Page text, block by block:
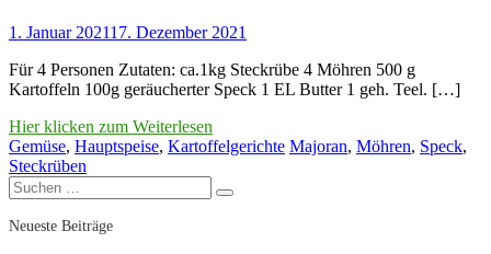
1. Januar 202117. Dezember 2021
Für 4 Personen Zutaten: ca.1kg Steckrübe 4 Möhren 500 g
Kartoffeln 100g geräucherter Speck 1 EL Butter 1 geh. Teel. […]
Hier klicken zum Weiterlesen
Gemüse, Hauptspeise, Kartoffelgerichte Majoran, Möhren, Speck,
Steckrüben
Suchen
nach:
Suchen
Neueste Beiträge